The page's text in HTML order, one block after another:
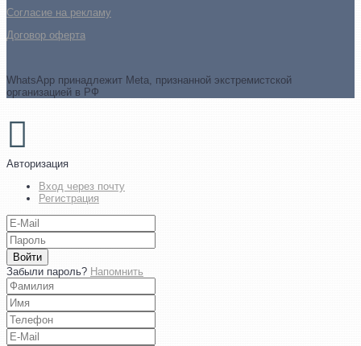
Cогласие на рекламу
Договор оферта
WhatsApp принадлежит Meta, признанной экстремистской
организацией в РФ
Авторизация
Вход через почту
Регистрация
Войти
Забыли пароль? Напомнить